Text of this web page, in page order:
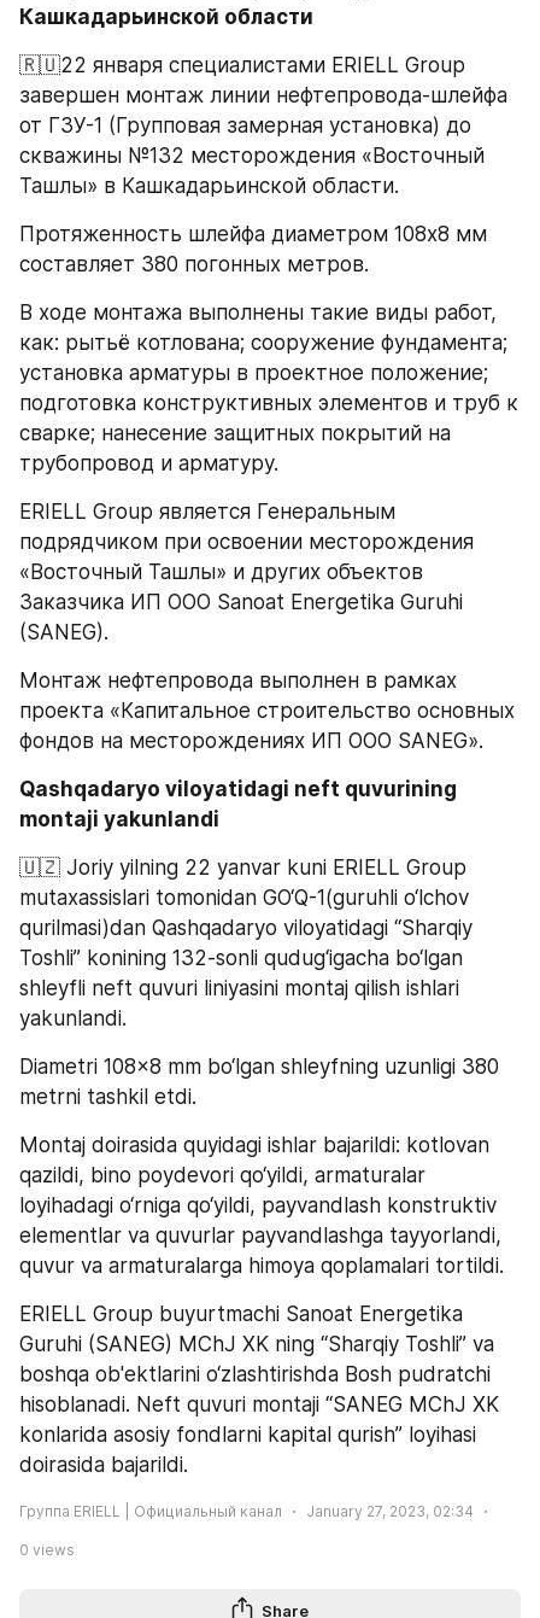
Кашкадарьинской области
🇷🇺22 января специалистами ERIELL Group
завершен монтаж линии нефтепровода-шлейфа
от ГЗУ-1 (Групповая замерная установка) до
скважины №132 месторождения «Восточный
Ташлы» в Кашкадарьинской области.
Протяженность шлейфа диаметром 108х8 мм
составляет 380 погонных метров.
В ходе монтажа выполнены такие виды работ,
как: рытьё котлована; сооружение фундамента;
установка арматуры в проектное положение;
подготовка конструктивных элементов и труб к
сварке; нанесение защитных покрытий на
трубопровод и арматуру.
ERIELL Group является Генеральным
подрядчиком при освоении месторождения
«Восточный Ташлы» и других объектов
Заказчика ИП ООО Sanoat Energetika Guruhi
(SANEG).
Монтаж нефтепровода выполнен в рамках
проекта «Капитальное строительство основных
фондов на месторождениях ИП ООО SANEG».
Qashqadaryo viloyatidagi neft quvurining
montaji yakunlandi
🇺🇿 Joriy yilning 22 yanvar kuni ERIELL Group
mutaxassislari tomonidan GO‘Q-1(guruhli o‘lchov
qurilmasi)dan Qashqadaryo viloyatidagi “Sharqiy
Toshli” konining 132-sonli qudug‘igacha bo‘lgan
shleyfli neft quvuri liniyasini montaj qilish ishlari
yakunlandi.
Diametri 108x8 mm bo‘lgan shleyfning uzunligi 380
metrni tashkil etdi.
Montaj doirasida quyidagi ishlar bajarildi: kotlovan
qazildi, bino poydevori qo‘yildi, armaturalar
loyihadagi o‘rniga qo‘yildi, payvandlash konstruktiv
elementlar va quvurlar payvandlashga tayyorlandi,
quvur va armaturalarga himoya qoplamalari tortildi.
ERIELL Group buyurtmachi Sanoat Energetika
Guruhi (SANEG) MChJ XK ning “Sharqiy Toshli” va
boshqa ob'ektlarini o‘zlashtirishda Bosh pudratchi
hisoblanadi. Neft quvuri montaji “SANEG MChJ XK
konlarida asosiy fondlarni kapital qurish” loyihasi
doirasida bajarildi.
Группа ERIELL | Официальный канал January 27, 2023, 02:34
0 views
Share